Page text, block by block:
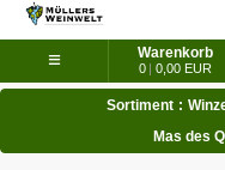
≡ Warenkorb
0 | 0,00 EUR
Sortiment :
Mas des